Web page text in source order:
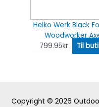
Helko Werk Black
Woodworker
799.95kr. Til
Copyright © 2026